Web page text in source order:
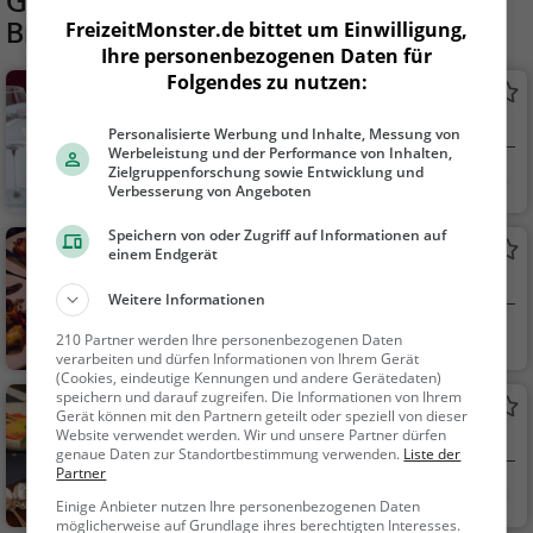
Bräu
Kerneis Mostheuriger
Restaurant in Anthering
Anthering, Österre
ic...
Restaurant, Aben
Gasthaus Voglwirt
Anthering, Österre
ic...
Restaurant, Café,
Bio, Gesunde Küche,
Mittagessen, Abende
ssen, Frühstück, Brun
ch, Gebäck / Teigwar
uropäisch, Kontinent
Gasthof Steinbrünning
Restaurant in Saaldorf-Surheim
dessen, Mittagessen
FreizeitMonster.de bittet um Einwilligung,
Ihre personenbezogenen Daten für
Folgendes zu nutzen:
Personalisierte Werbung und Inhalte, Messung von
Werbeleistung und der Performance von Inhalten,
Zielgruppenforschung sowie Entwicklung und
Verbesserung von Angeboten
Speichern von oder Zugriff auf Informationen auf
einem Endgerät
Weitere Informationen
210 Partner werden Ihre personenbezogenen Daten
verarbeiten und dürfen Informationen von Ihrem Gerät
(Cookies, eindeutige Kennungen und andere Gerätedaten)
speichern und darauf zugreifen. Die Informationen von Ihrem
Gerät können mit den Partnern geteilt oder speziell von dieser
Website verwendet werden. Wir und unsere Partner dürfen
genaue Daten zur Standortbestimmung verwenden. Liste der
Partner
Einige Anbieter nutzen Ihre personenbezogenen Daten
möglicherweise auf Grundlage ihres berechtigten Interesses.